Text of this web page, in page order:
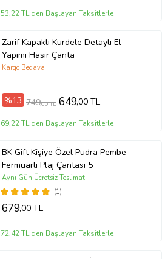
53,22 TL'den Başlayan Taksitlerle
Zarif Kapaklı Kurdele Detaylı El
Yapımı Hasır Çanta
Kargo Bedava
%13 749,00 TL 649,00 TL
69,22 TL'den Başlayan Taksitlerle
BK Gift Kişiye Özel Pudra Pembe
Fermuarlı Plaj Çantası 5
(1)
Aynı Gün Ücretsiz Teslimat
679,00 TL
72,42 TL'den Başlayan Taksitlerle